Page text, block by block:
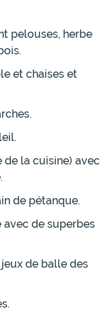
pelouses, herbe
et chaises et
la cuisine) avec
de pétanque.
de superbes
de balle des